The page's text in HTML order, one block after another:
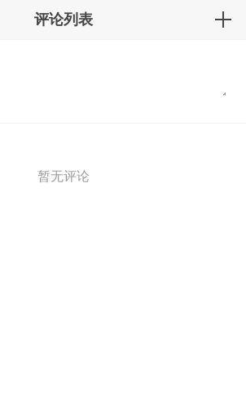
评论列表
暂无评论